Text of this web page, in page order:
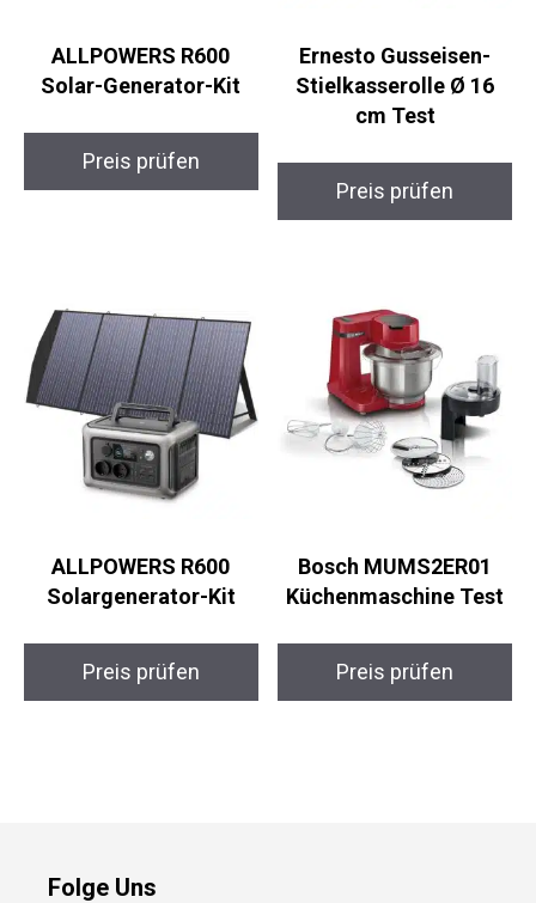
ALLPOWERS R600
Solar-Generator-Kit
Preis prüfen
Ernesto Gusseisen-
Stielkasserolle Ø 16
cm Test
Preis prüfen
ALLPOWERS R600
Solargenerator-Kit
Preis prüfen
Bosch MUMS2ER01
Küchenmaschine Test
Preis prüfen
Folge Uns